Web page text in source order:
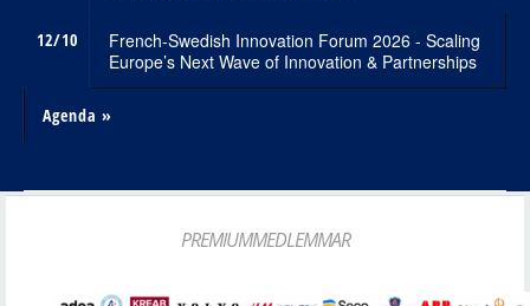
12/10
French-Swedish Innovation Forum 2026 - Scaling
Europe’s Next Wave of Innovation & Partnerships
Agenda »
PREMIUMMEDLEMMAR